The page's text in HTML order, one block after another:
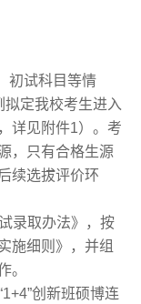
试科目等情
定我校考生进入
详见附件1）。考
，只有合格生源
续选拔评价环
录取办法》，按
施细则》，并组
。
创新班硕博连